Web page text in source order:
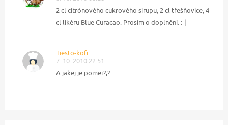
2 cl citrónového cukrového sirupu, 2 cl třešňovice, 4
cl likéru Blue Curacao. Prosím o doplnění. :-|
Tiesto-kofi
7. 10. 2010 22:51
A jakej je pomer?,?